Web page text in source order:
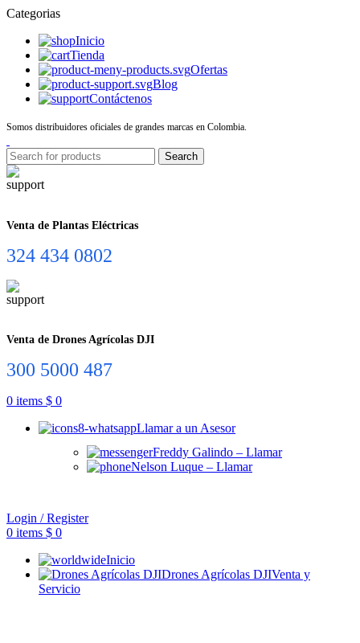
Categorias
Inicio
Tienda
Ofertas
Blog
Contáctenos
Somos distribuidores oficiales de grandes marcas en Colombia.
Search
Venta de Plantas Eléctricas
324 434 0802
Venta de Drones Agrícolas DJI
300 5000 487
0 items $ 0
Llamar a un Asesor
Freddy Galindo – Llamar
Nelson Luque – Llamar
Login / Register
0 items $ 0
Inicio
Drones Agrícolas DJIVenta y
Servicio